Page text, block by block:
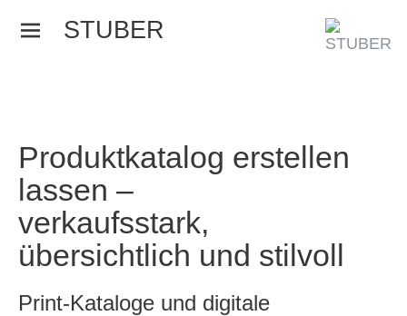
STUBER
Produktkatalog erstellen
lassen –
verkaufsstark,
übersichtlich und stilvoll
Print-Kataloge und digitale